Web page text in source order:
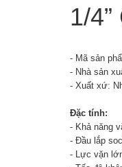
1/
- Mã sản
- Nhà sản
- Xuất xứ:
Đặc tính:
- Khả năng
- Đầu lắp
- Lực vặn